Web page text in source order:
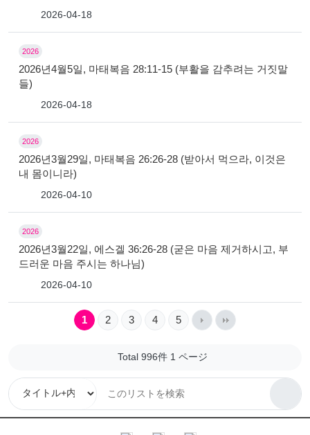
2026-04-18
2026
2026년4월5일, 마태복음 28:11-15 (부활을 감추려는 거짓말
들)
2026-04-18
2026
2026년3월29일, 마태복음 26:26-28 (받아서 먹으라, 이것은
내 몸이니라)
2026-04-10
2026
2026년3월22일, 에스겔 36:26-28 (굳은 마음 제거하시고, 부
드러운 마음 주시는 하나님)
2026-04-10
1 2 3 4 5
Total 996件1 ページ